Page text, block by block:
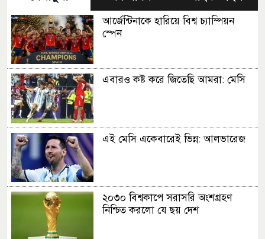
আর্জেন্টিনাকে হারিয়ে বিশ্ব চ্যাম্পিয়ন
স্পেন
এবারও কষ্ট করে জিতেছি আমরা: মেসি
এই মেসি একেবারেই ভিন্ন: আলভারেজ
২০৩০ বিশ্বকাপে সরাসরি অংশগ্রহণ
নিশ্চিত করলো যে ছয় দেশ